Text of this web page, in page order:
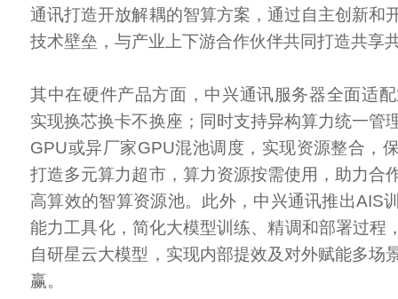
通讯打造开放解耦的智算方案，通过自主创新和
技术壁垒，与产业上下游合作伙伴共同打造共享
其中在硬件产品方面，中兴通讯服务器全面适
实现换芯换卡不换座；同时支持异构算力统一管
GPU或异厂家GPU混池调度，实现资源整合，
打造多元算力超市，算力资源按需使用，助力合
高算效的智算资源池。此外，中兴通讯推出AIS
能力工具化，简化大模型训练、精调和部署过程
自研星云大模型，实现内部提效及对外赋能多场
赢。